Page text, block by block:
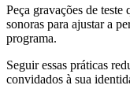
Peça gravações de
sonoras para ajustar a
programa.
Seguir essas práticas
convidados à sua